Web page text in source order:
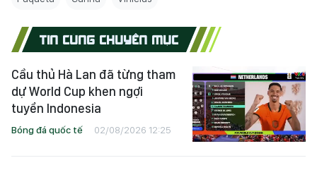
TIN CÙNG CHUYÊN MỤC
Cầu thủ Hà Lan đã từng tham
dự World Cup khen ngợi
tuyển Indonesia
Bóng đá quốc tế 02/08/2026 12:25